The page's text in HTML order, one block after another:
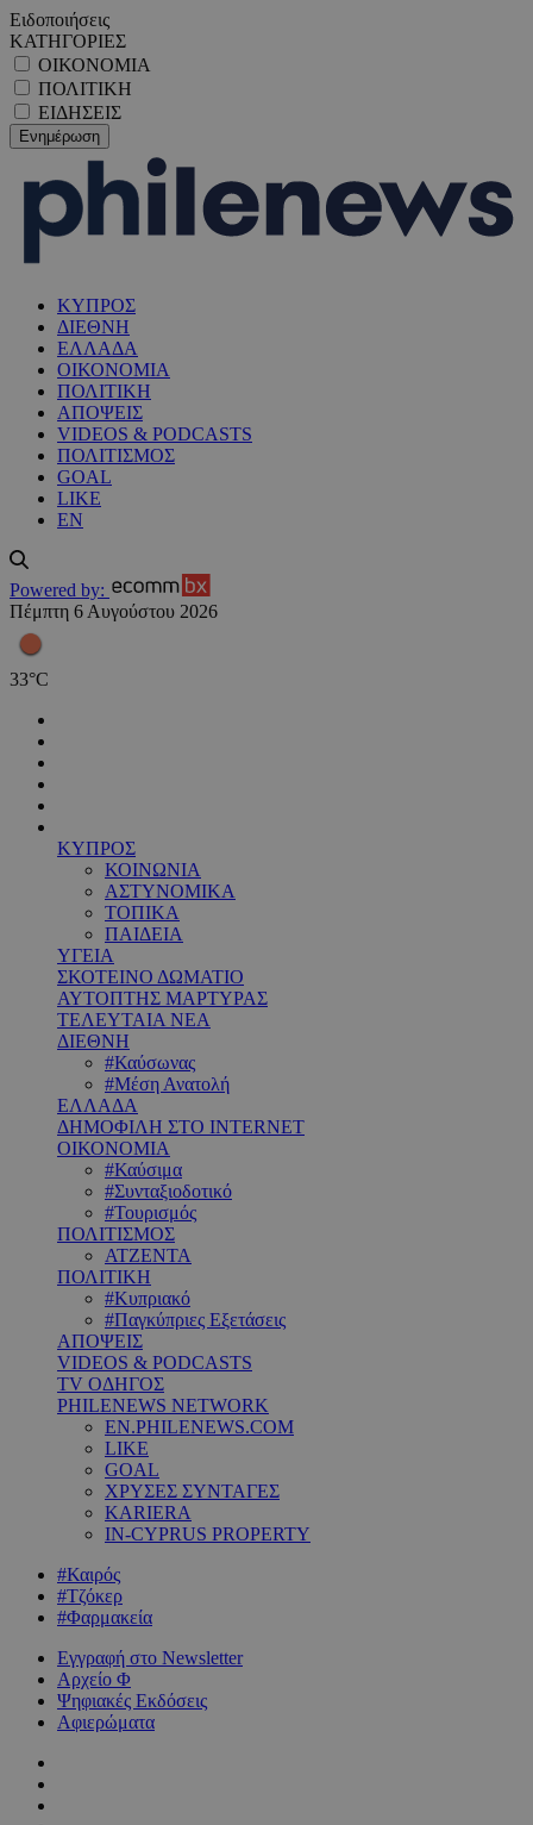
Ειδοποιήσεις
ΚΑΤΗΓΟΡΙΕΣ
ΟΙΚΟΝΟΜΙΑ
ΠΟΛΙΤΙΚΗ
ΕΙΔΗΣΕΙΣ
ΚΥΠΡΟΣ
ΔΙΕΘΝΗ
ΕΛΛΑΔΑ
ΟΙΚΟΝΟΜΙΑ
ΠΟΛΙΤΙΚΗ
ΑΠΟΨΕΙΣ
VIDEOS & PODCASTS
ΠΟΛΙΤΙΣΜΟΣ
GOAL
LIKE
EN
Powered by:
Πέμπτη 6 Αυγούστου 2026
33°C
ΚΥΠΡΟΣ
ΚΟΙΝΩΝΙΑ
ΑΣΤΥΝΟΜΙΚΑ
ΤΟΠΙΚΑ
ΠΑΙΔΕΙΑ
ΥΓΕΙΑ
ΣΚΟΤΕΙΝΟ ΔΩΜΑΤΙΟ
ΑΥΤΟΠΤΗΣ ΜΑΡΤΥΡΑΣ
ΤΕΛΕΥΤΑΙΑ ΝΕΑ
ΔΙΕΘΝΗ
#Καύσωνας
#Μέση Ανατολή
ΕΛΛΑΔΑ
ΔΗΜΟΦΙΛΗ ΣΤΟ INTERNET
ΟΙΚΟΝΟΜΙΑ
#Καύσιμα
#Συνταξιοδοτικό
#Τουρισμός
ΠΟΛΙΤΙΣΜΟΣ
ΑΤΖΕΝΤΑ
ΠΟΛΙΤΙΚΗ
#Κυπριακό
#Παγκύπριες Εξετάσεις
ΑΠΟΨΕΙΣ
VIDEOS & PODCASTS
TV ΟΔΗΓΟΣ
PHILENEWS NETWORK
EN.PHILENEWS.COM
LIKE
GOAL
ΧΡΥΣΕΣ ΣΥΝΤΑΓΕΣ
KARIERA
IN-CYPRUS PROPERTY
#Καιρός
#Τζόκερ
#Φαρμακεία
Εγγραφή στο Newsletter
Αρχείο Φ
Ψηφιακές Εκδόσεις
Αφιερώματα